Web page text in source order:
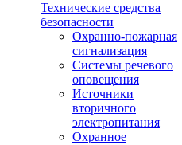
Технические средства
безопасности
Охранно-пожарная
сигнализация
Системы речевого
оповещения
Источники
вторичного
электропитания
Охранное